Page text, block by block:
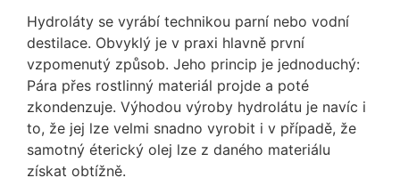
Hydroláty se vyrábí technikou parní nebo vodní
destilace. Obvyklý je v praxi hlavně první
vzpomenutý způsob. Jeho princip je jednoduchý:
Pára přes rostlinný materiál projde a poté
zkondenzuje. Výhodou výroby hydrolátu je navíc i
to, že jej lze velmi snadno vyrobit i v případě, že
samotný éterický olej lze z daného materiálu
získat obtížně.